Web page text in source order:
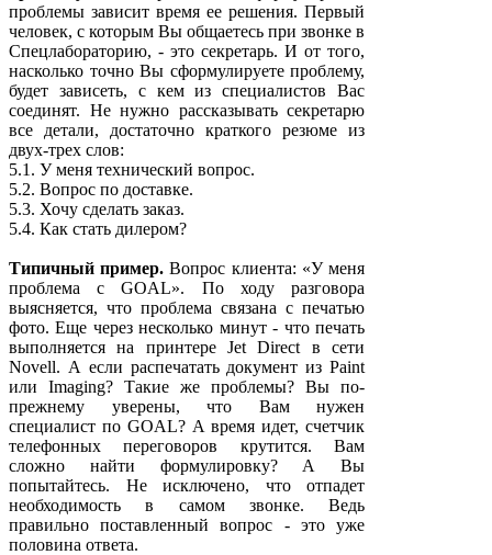
проблемы зависит время ее решения. Первый
человек, с которым Вы общаетесь при звонке в
Спецлабораторию, - это секретарь. И от того,
насколько точно Вы сформулируете проблему,
будет зависеть, с кем из специалистов Вас
соединят. Не нужно рассказывать секретарю
все детали, достаточно краткого резюме из
двух-трех слов:
5.1. У меня технический вопрос.
5.2. Вопрос по доставке.
5.3. Хочу сделать заказ.
5.4. Как стать дилером?
Типичный пример. Вопрос клиента: «У меня
проблема с GOAL». По ходу разговора
выясняется, что проблема связана с печатью
фото. Еще через несколько минут - что печать
выполняется на принтере Jet Direct в сети
Novell. А если распечатать документ из Paint
или Imaging? Такие же проблемы? Вы по-
прежнему уверены, что Вам нужен
специалист по GOAL? А время идет, счетчик
телефонных переговоров крутится. Вам
сложно найти формулировку? А Вы
попытайтесь. Не исключено, что отпадет
необходимость в самом звонке. Ведь
правильно поставленный вопрос - это уже
половина ответа.